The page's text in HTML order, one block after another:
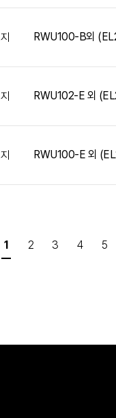
RWU100-B외
RWU102-E 외
RWU100-E 외
1 2 3 4 5